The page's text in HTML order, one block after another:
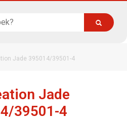
Jade 395014/39501-4
Jade
39501-4